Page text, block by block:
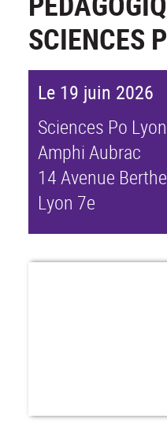
SCIENCES
Le 19 juin 2026
Sciences Po Lyon
Amphi Aubrac
14 Avenue
Lyon 7e